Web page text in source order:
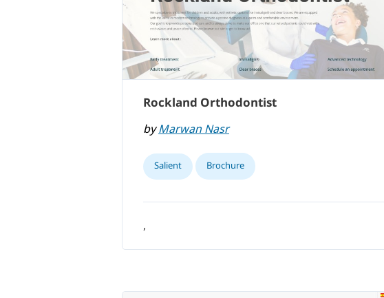
Rockland Orthodontist
byMarwan Nasr
Salient Brochure
,